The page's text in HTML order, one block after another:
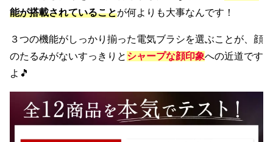
能が搭載されていることが何よりも大事なんです！
３つの機能がしっかり揃った電気ブラシを選ぶことが、顔
のたるみがないすっきりと シャープな顔印象への近道です
よ🎵